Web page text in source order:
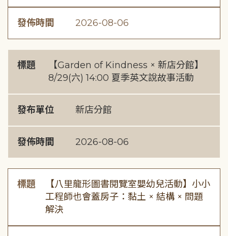
發佈時間 2026-08-06
標題
【Garden of Kindness × 新店分館】
8/29(六) 14:00 夏季英文說故事活動
發布單位 新店分館
發佈時間 2026-08-06
標題
【八里龍形圖書閱覽室嬰幼兒活動】小小
工程師也會蓋房子：黏土 × 結構 × 問題
解決